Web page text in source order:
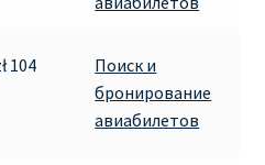
RYANAIR
104
Поиск и
бронирование
авиабилетов